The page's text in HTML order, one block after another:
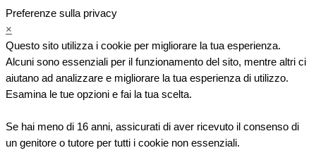
Preferenze sulla privacy
×
Questo sito utilizza i cookie per migliorare la tua esperienza.
Alcuni sono essenziali per il funzionamento del sito, mentre altri ci
aiutano ad analizzare e migliorare la tua esperienza di utilizzo.
Esamina le tue opzioni e fai la tua scelta.
Se hai meno di 16 anni, assicurati di aver ricevuto il consenso di
un genitore o tutore per tutti i cookie non essenziali.